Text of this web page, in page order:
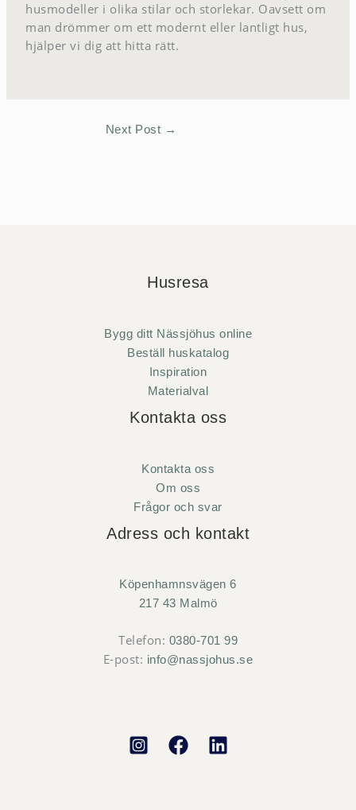
husmodeller i olika stilar och storlekar. Oavsett om
man drömmer om ett modernt eller lantligt hus,
hjälper vi dig att hitta rätt.
Next Post →
Husresa
Bygg ditt Nässjöhus online
Beställ huskatalog
Inspiration
Materialval
Kontakta oss
Kontakta oss
Om oss
Frågor och svar
Adress och kontakt
Köpenhamnsvägen 6
217 43 Malmö
Telefon: 0380-701 99
E-post: info@nassjohus.se